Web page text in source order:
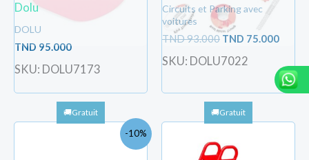
Dolu
DOLU
TND 95.000
SKU: DOLU7173
Circuits et Parking avec
voitures
TND93.000 TND 75.000
SKU: DOLU7022
-10%Le
prix